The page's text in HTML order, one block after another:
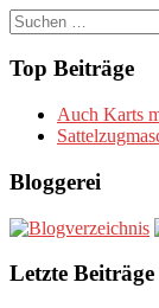
Suchen
nach:
Top Beiträge
Auch Karts
Bloggerei
Letzte Beiträge